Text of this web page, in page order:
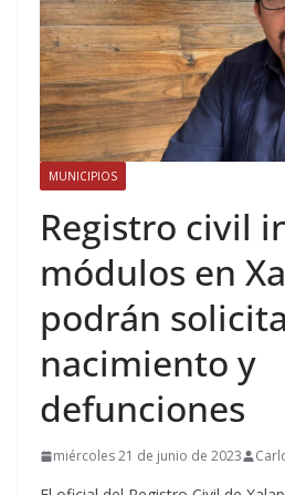
MUNICIPIOS
Registro civil
módulos en
podrán
nacimiento y
defunciones
miércoles 21 de junio de 2023